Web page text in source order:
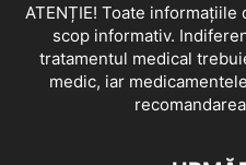
ATENȚIE! Toate
scop informativ.
tratamentul medical
medic, iar